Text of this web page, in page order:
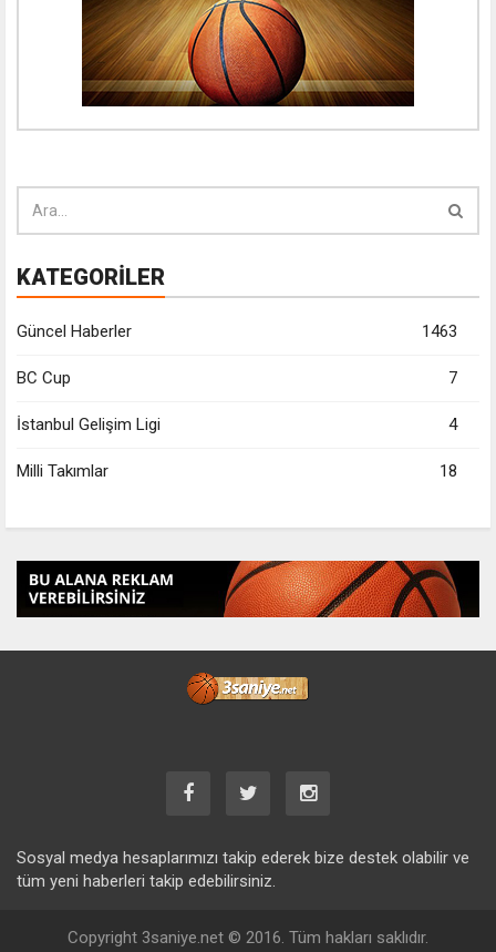
KATEGORİLER
Güncel Haberler 1463
BC Cup 7
İstanbul Gelişim Ligi 4
Milli Takımlar 18
Sosyal medya hesaplarımızı takip ederek bize destek olabilir ve
tüm yeni haberleri takip edebilirsiniz.
Copyright 3saniye.net © 2016. Tüm hakları saklıdır.